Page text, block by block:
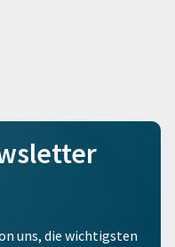
uns, die wichtigsten